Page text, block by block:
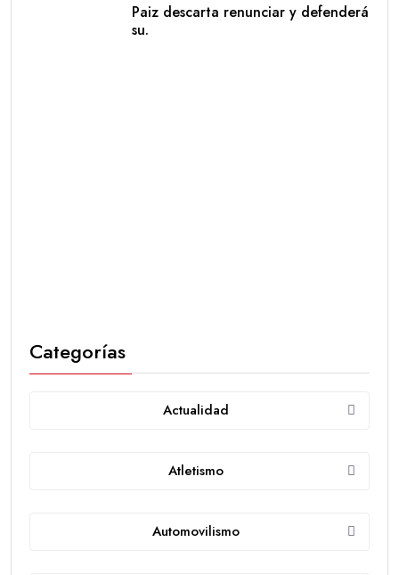
Paiz descarta renunciar y defenderá
su.
Categorías
Actualidad
Atletismo
Automovilismo